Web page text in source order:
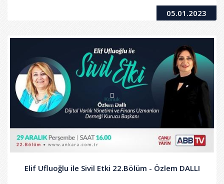
05.01.2023
Elif Ufluoğlu ile Sivil Etki 22.Bölüm - Özlem DALLI